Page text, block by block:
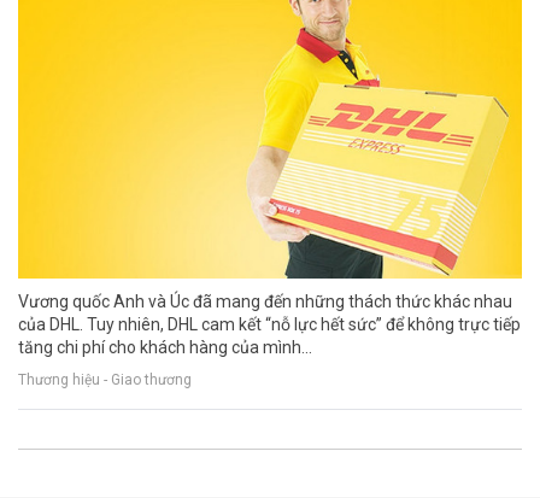
Vương quốc Anh và Úc đã mang đến những thách thức khác nhau
của DHL. Tuy nhiên, DHL cam kết “nỗ lực hết sức” để không trực tiếp
tăng chi phí cho khách hàng của mình...
Thương hiệu - Giao thương